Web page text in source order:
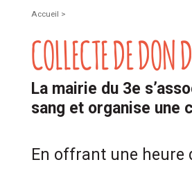
Accueil >
COLLECTE DE DON
La mairie du 3e
sang et organise une
En offrant une heure